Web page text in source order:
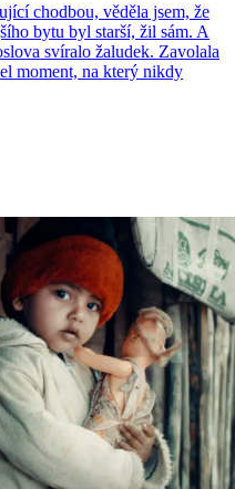
chodbou, věděla jsem, že
bytu byl starší, žil sám. A
svíralo žaludek. Zavolala
moment, na který nikdy